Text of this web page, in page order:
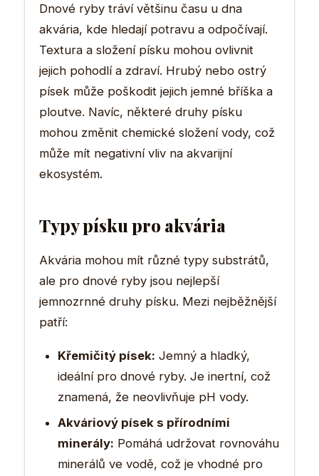
Dnové ryby tráví většinu času u dna
akvária, kde hledají potravu a odpočívají.
Textura a složení písku mohou ovlivnit
jejich pohodlí a zdraví. Hrubý nebo ostrý
písek může poškodit jejich jemné bříška a
ploutve. Navíc, některé druhy písku
mohou změnit chemické složení vody, což
může mít negativní vliv na akvarijní
ekosystém.
Typy písku pro akvária
Akvária mohou mít různé typy substrátů,
ale pro dnové ryby jsou nejlepší
jemnozrnné druhy písku. Mezi nejběžnější
patří:
Křemičitý písek: Jemný a hladký,
ideální pro dnové ryby. Je inertní, což
znamená, že neovlivňuje pH vody.
Akváriový písek s přírodními
minerály: Pomáhá udržovat rovnováhu
minerálů ve vodě, což je vhodné pro